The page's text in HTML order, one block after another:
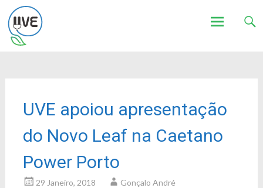
UVE apoiou apresentação
do Novo Leaf na Caetano
Power Porto
29 Janeiro, 2018 Gonçalo André